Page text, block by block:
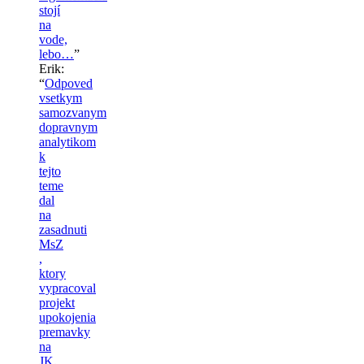
stojí
na
vode,
lebo…”
Erik:
“Odpoved
vsetkym
samozvanym
dopravnym
analytikom
k
tejto
teme
dal
na
zasadnuti
MsZ
,
ktory
vypracoval
projekt
upokojenia
premavky
na
JK.